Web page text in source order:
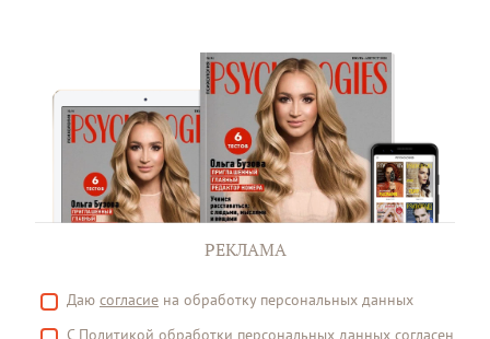
РЕКЛАМА
Даю согласие на обработку персональных данных
С Политикой обработки персональных данных согласен